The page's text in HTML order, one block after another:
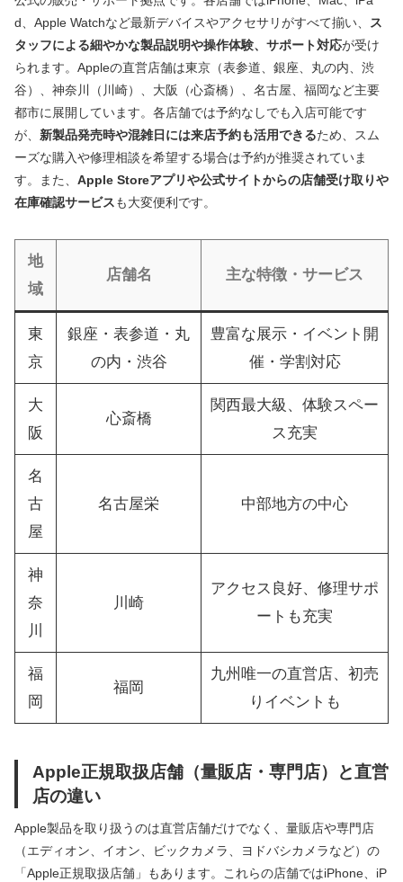
d、Apple Watchなど最新デバイスやアクセサリがすべて揃い、
ス
タッフによる細やかな製品説明や操作体験、サポート対応が受け
られます。Appleの直営店舗は東京（表参道、銀座、丸の内、渋
谷）、神奈川（川崎）、大阪（心斎橋）、名古屋、福岡など主要
都市に展開しています。各店舗では予約なしでも入店可能です
が、 新製品発売時や混雑日には来店予約も活用できるため、スム
ーズな購入や修理相談を希望する場合は予約が推奨されていま
す。また、 Apple Storeアプリや公式サイトからの店舗受け取りや
在庫確認サービスも大変便利です。
地
域
店舗名 主な特徴・サービス
東
京
銀座・表参道・丸
の内・渋谷
豊富な展示・イベント開
催・学割対応
大
阪
心斎橋
関西最大級、体験スペー
ス充実
名
古
屋
名古屋栄 中部地方の中心
神
奈
川
川崎
アクセス良好、修理サポ
ートも充実
福
岡
福岡
九州唯一の直営店、初売
りイベントも
Apple正規取扱店舗（量販店・専門店）と直営
店の違い
Apple製品を取り扱うのは直営店舗だけでなく、量販店や専門店
（エディオン、イオン、ビックカメラ、ヨドバシカメラなど）の
「Apple正規取扱店舗」もあります。これらの店舗ではiPhone、iP